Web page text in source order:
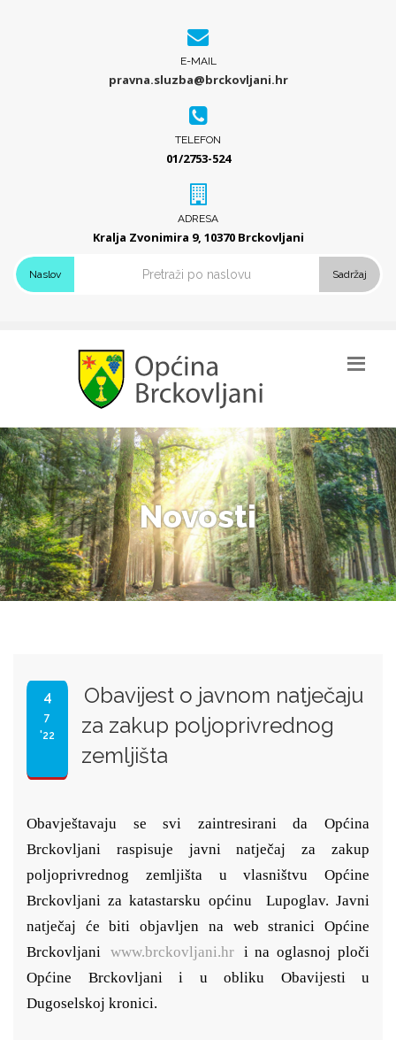
E-MAIL
pravna.sluzba@brckovljani.hr
TELEFON
01/2753-524
ADRESA
Kralja Zvonimira 9, 10370 Brckovljani
Naslov Sadržaj
Novosti
4
7
'22
Obavijest o javnom natječaju
za zakup poljoprivrednog
zemljišta
Obavještavaju se svi zaintresirani da Općina
Brckovljani raspisuje javni natječaj za zakup
poljoprivrednog zemljišta u vlasništvu Općine
Brckovljaniza katastarsku općinu Lupoglav.Javni
natječaj će biti objavljen na web stranici Općine
Brckovljani www.brckovljani.hr i na oglasnoj ploči
Općine Brckovljani i u obliku Obavijesti u
Dugoselskoj kronici.